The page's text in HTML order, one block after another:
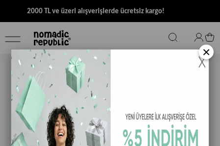
2000 TL ve üzeri alışverişlerde ücretsiz kargo!
×